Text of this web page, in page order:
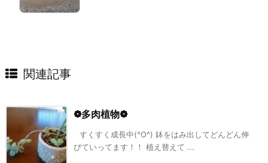
関連記事
❁多肉植物❁
すくすく成長中(^O^) 鉢をはみ出してどんどん伸
びていってます！！ 植え替えて ...